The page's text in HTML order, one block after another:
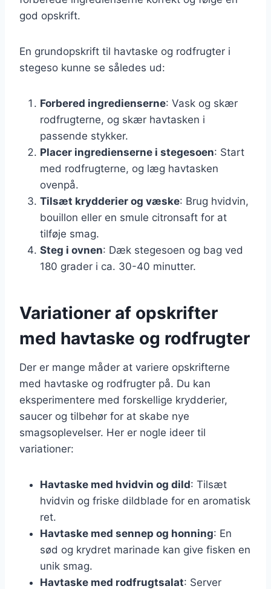
god opskrift.
En grundopskrift til havtaske og rodfrugter i
stegeso kunne se således ud:
Forbered ingredienserne: Vask og skær
rodfrugterne, og skær havtasken i
passende stykker.
Placer ingredienserne i stegesoen: Start
med rodfrugterne, og læg havtasken
ovenpå.
Tilsæt krydderier og væske: Brug hvidvin,
bouillon eller en smule citronsaft for at
tilføje smag.
Steg i ovnen: Dæk stegesoen og bag ved
180 grader i ca. 30-40 minutter.
Variationer af opskrifter
med havtaske og rodfrugter
Der er mange måder at variere opskrifterne
med havtaske og rodfrugter på. Du kan
eksperimentere med forskellige krydderier,
saucer og tilbehør for at skabe nye
smagsoplevelser. Her er nogle ideer til
variationer:
Havtaske med hvidvin og dild: Tilsæt
hvidvin og friske dildblade for en aromatisk
ret.
Havtaske med sennep og honning: En
sød og krydret marinade kan give fisken en
unik smag.
Havtaske med rodfrugtsalat: Server